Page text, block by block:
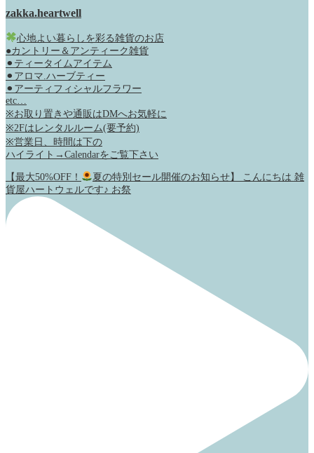
zakka.heartwell
心地よい暮らしを彩る雑貨のお店
●カントリー＆アンティーク雑貨
⚫︎ティータイムアイテム
⚫︎アロマ.ハーブティー
⚫︎アーティフィシャルフラワー
etc…
※お取り置きや通販はDMへお気軽に
※2Fはレンタルルーム(要予約)
※営業日、時間は下の
ハイライト→Calendarをご覧下さい
【最大50%OFF！
夏の特別セール開催のお知らせ】 こんにちは 雑
貨屋ハートウェルです♪ お祭